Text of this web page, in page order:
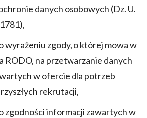
danych osobowych (Dz. U.
wyrażeniu zgody, o której mowa w
RODO, na przetwarzanie danych
w ofercie dla potrzeb
rekrutacji,
zgodności informacji zawartych w